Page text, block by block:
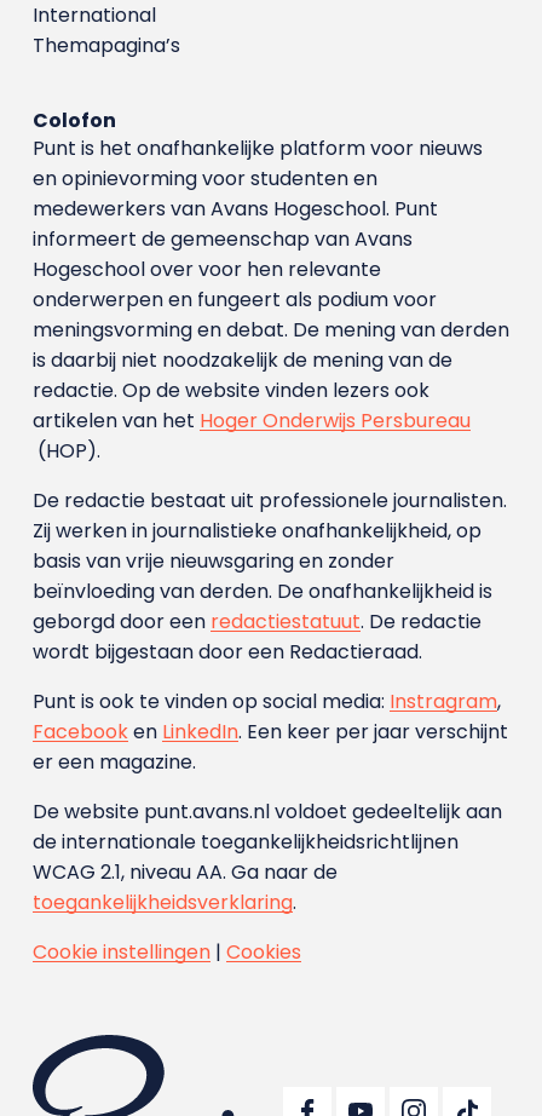
International
Themapagina’s
Colofon
Punt is het onafhankelijke platform voor nieuws
en opinievorming voor studenten en
medewerkers van Avans Hoge­school. Punt
informeert de gemeenschap van Avans
Hogeschool over voor hen relevante
onderwerpen en fungeert als podium voor
meningsvorming en debat. De mening van derden
is daarbij niet noodzakelijk de mening van de
redactie. Op de website vinden lezers ook
artikelen van het Hoger Onderwijs Persbureau
(HOP).
De redactie bestaat uit professionele journalisten.
Zij werken in journalistieke onafhankelijkheid, op
basis van vrije nieuwsgaring en zonder
beïnvloeding van derden. De onafhankelijkheid is
geborgd door een redactiestatuut. De redactie
wordt bijgestaan door een Redactieraad.
Punt is ook te vinden op social media: Instragram,
Facebooken LinkedIn. Een keer per jaar verschijnt
er een magazine.
De website punt.avans.nl voldoet gedeeltelijk aan
de internationale toegankelijkheidsrichtlijnen
WCAG 2.1, niveau AA. Ga naar de
toegankelijkheidsverklaring.
Cookie instellingen| Cookies